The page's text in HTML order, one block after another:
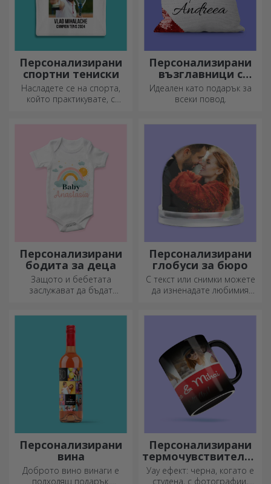
Персонализирани
спортни тениски
Насладете се на спорта,
който практикувате, с
вашата любима!
Персонализирани
възглавници с
пайети
Идеален като подарък за
всеки повод.
Персонализирани
бодита за деца
Защото и бебетата
заслужават да бъдат
Персонализирани
глобуси за бюро
С текст или снимки можете
да изненадате любимия
Персонализирани
вина
Доброто вино винаги е
подходящ подарък.
Персонализирани
термочувствителни
чаши
Уау ефект: черна, когато е
студена, с фотографии,